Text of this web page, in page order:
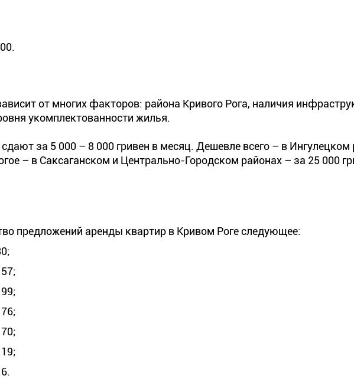
от многих факторов: района Кривого Рога, наличия
укомплектованности жилья.
за 5 000 – 8 000 гривен в месяц. Дешевле всего – в Ингулецком
– в Саксаганском и Центрально-Городском районах – за 25 000
предложений аренды квартир в Кривом Роге следующее: